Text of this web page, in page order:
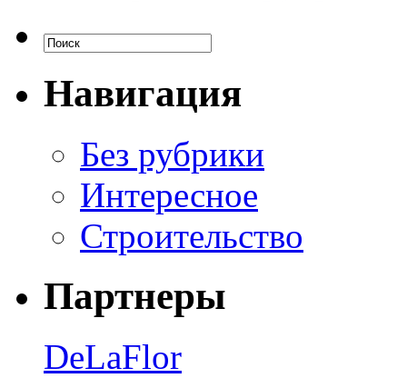
Навигация
Без рубрики
Интересное
Строительство
Партнеры
DeLaFlor